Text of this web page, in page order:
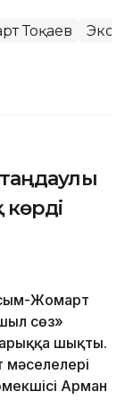
Тоқаев
Жомарт
сөз»
шықты.
мәселелері
Арман